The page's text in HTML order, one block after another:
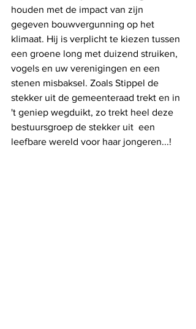
houden met de impact van zijn
gegeven bouwvergunning op het
klimaat. Hij is verplicht te kiezen tussen
een groene long met duizend struiken,
vogels en uw verenigingen en een
stenen misbaksel. Zoals Stippel de
stekker uit de gemeenteraad trekt en in
't geniep wegduikt, zo trekt heel deze
bestuursgroep de stekker uit  een
leefbare wereld voor haar jongeren...!